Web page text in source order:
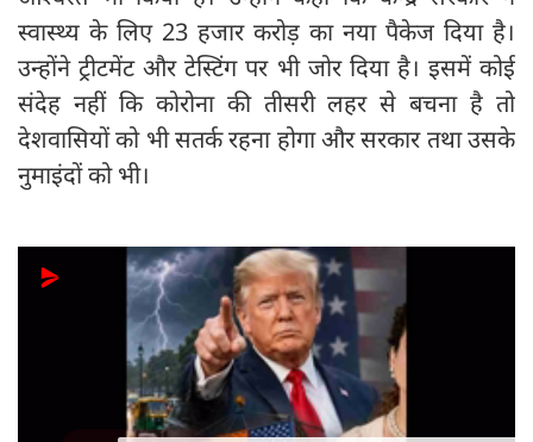
स्वास्थ्य के लिए 23 हजार करोड़ का नया पैकेज दिया है।
उन्होंने ट्रीटमेंट और टेस्टिंग पर भी जोर दिया है। इसमें कोई
संदेह नहीं कि कोरोना की तीसरी लहर से बचना है तो
देशवासियों को भी सतर्क रहना होगा और सरकार तथा उसके
नुमाइंदों को भी।